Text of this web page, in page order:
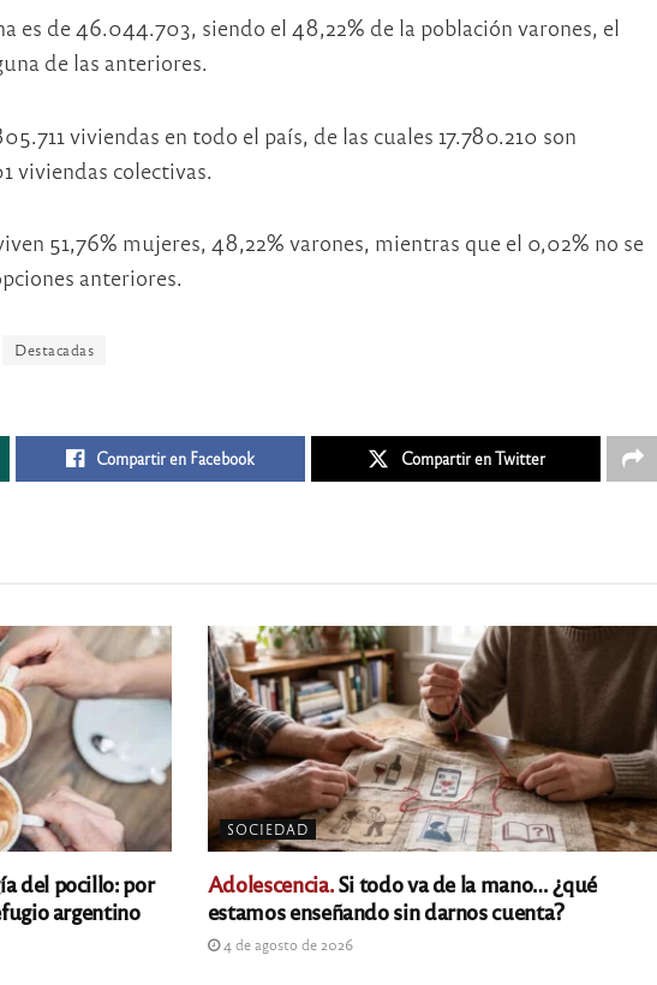
es de 46.044.703, siendo el 48,22% de la población varones, el
de las anteriores.
viviendas en todo el país, de las cuales 17.780.210 son
viviendas colectivas.
51,76% mujeres, 48,22% varones, mientras que el 0,02% no se
anteriores.
Destacadas
Compartir en Facebook Compartir en Twitter
del pocillo: por
argentino
SOCIEDAD
Adolescencia.Si todo va de la mano… ¿qué
estamos enseñando sin darnos cuenta?
4 de agosto de 2026